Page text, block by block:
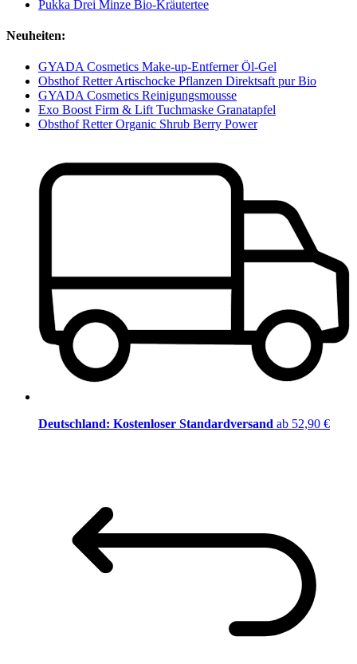
Pukka Drei Minze Bio-Kräutertee
Neuheiten:
GYADA Cosmetics Make-up-Entferner Öl-Gel
Obsthof Retter Artischocke Pflanzen Direktsaft pur Bio
GYADA Cosmetics Reinigungsmousse
Exo Boost Firm & Lift Tuchmaske Granatapfel
Obsthof Retter Organic Shrub Berry Power
Deutschland: Kostenloser Standardversand ab 52,90 €